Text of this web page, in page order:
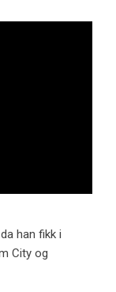
han fikk i
City og